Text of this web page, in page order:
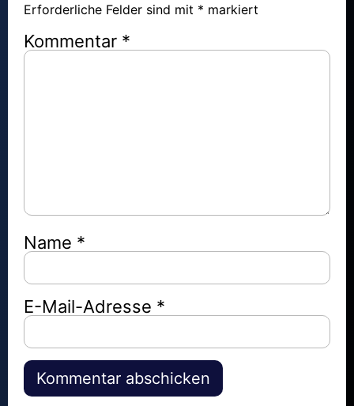
Erforderliche Felder sind mit * markiert
Kommentar *
Name *
E-Mail-Adresse *